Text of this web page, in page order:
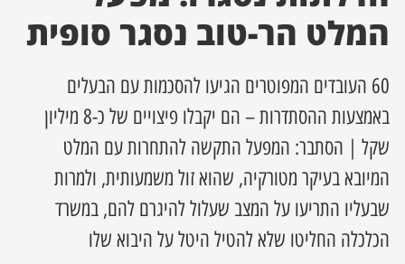
מסע מלחמה
השבוע
מקומית
עסקים
המלט הר-טוב נסגר סופית
60 העובדים המפוטרים הגיעו להסכמות עם הבעלים
באמצעות ההסתדרות – הם יקבלו פיצויים של כ-8 מיליון
שקל | הסתבר: המפעל התקשה להתחרות עם המלט
המיובא בעיקר מטורקיה, שהוא זול משמעותית, ולמרות
שבעליו התריעו על המצב שעלול להיגרם להם, במשרד
הכלכלה החליטו שלא להטיל היטל על היבוא שלו